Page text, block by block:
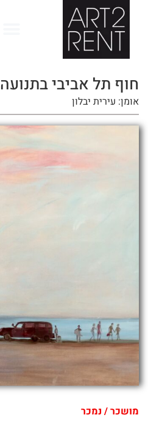
חוף תל אביבי בתנועה
אומן: עירית יבלון
מושכר / נמכר